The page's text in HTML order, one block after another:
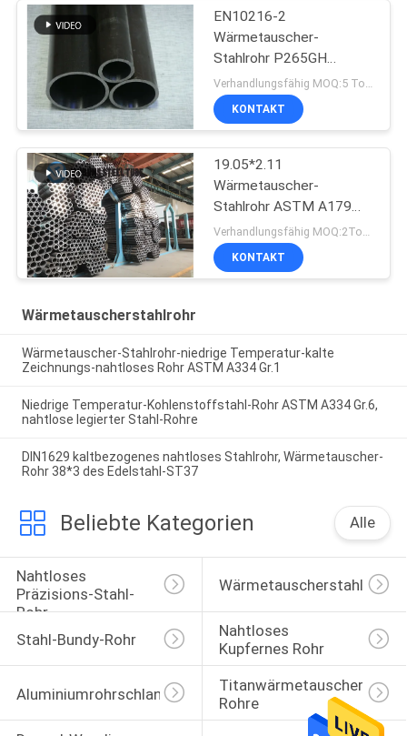
EN10216-2
Wärmetauscher-
Stahlrohr P265GH
Kaltziehen
KONTAKT
19.05*2.11
Wärmetauscher-
Stahlrohr ASTM A179
A179M 19
KONTAKT
Wärmetauscherstahlrohr
Wärmetauscher-Stahlrohr-niedrige Temperatur-kalte
Zeichnungs-nahtloses Rohr ASTM A334 Gr.1
Niedrige Temperatur-Kohlenstoffstahl-Rohr ASTM A334 Gr.6,
nahtlose legierter Stahl-Rohre
DIN1629 kaltbezogenes nahtloses Stahlrohr, Wärmetauscher-
Rohr 38*3 des Edelstahl-ST37
Beliebte Kategorien Alle
Nahtloses
Präzisions-Stahl-
Rohr
Wärmetauscherstahlrohr
Stahl-Bundy-Rohr
Nahtloses
Kupfernes Rohr
Aluminiumrohrschlange
Titanwärmetauscher-
Rohre